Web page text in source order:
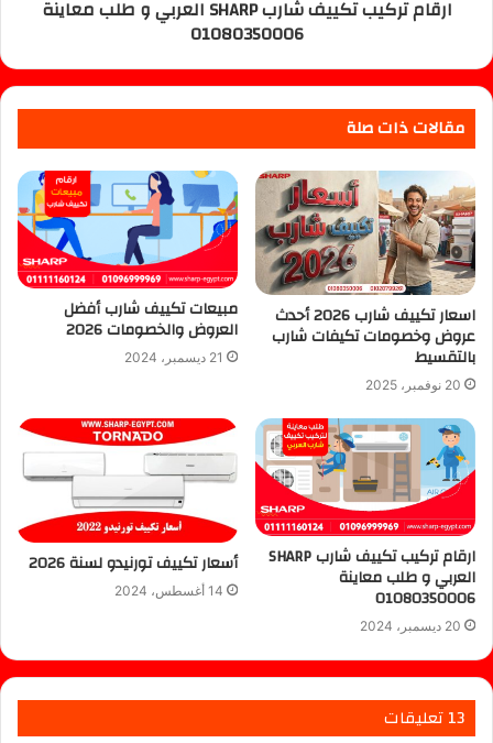
ارقام تركيب تكييف شارب SHARP العربي و طلب معاينة
01080350006
مقالات ذات صلة
اسعار تكييف شارب 2026 أحدث
عروض وخصومات تكيفات شارب
بالتقسيط
20 نوفمبر، 2025
مبيعات تكييف شارب أفضل
العروض والخصومات 2026
21 ديسمبر، 2024
ارقام تركيب تكييف شارب SHARP
العربي و طلب معاينة
01080350006
20 ديسمبر، 2024
أسعار تكييف تورنيدو لسنة 2026
14 أغسطس، 2024
‫13 تعليقات